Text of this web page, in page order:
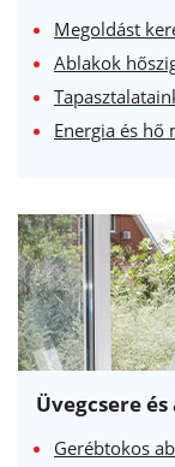
Megoldást
Ablakok
Energia és hő
Üvegcsere
Gerébtokos